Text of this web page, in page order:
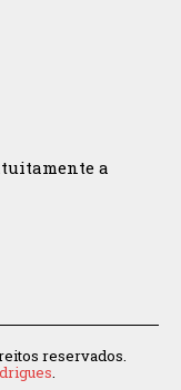
a
reservados.
.